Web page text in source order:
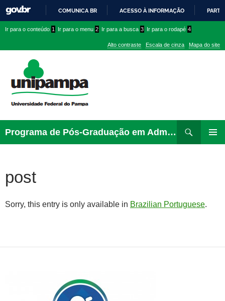
PARA
CONTEÚDO
COMUNICA BR ACESSO À INFORMAÇÃO
conteúdo
menu
superior
menu
Ir para o conteúdo 1 Ir para o menu 2 Ir para a busca 3 Ir para o rodapé 4
Alto contraste Escala de cinza Mapa do site
Programa de Pós-Graduação em Administração
para
post
Sorry, this entry is only available in Brazilian Portuguese.